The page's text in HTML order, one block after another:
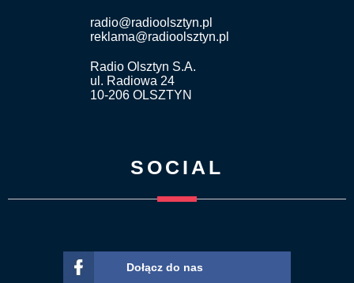
radio@radioolsztyn.pl
reklama@radioolsztyn.pl
Radio Olsztyn S.A.
ul. Radiowa 24
10-206 OLSZTYN
SOCIAL
Dołącz do nas